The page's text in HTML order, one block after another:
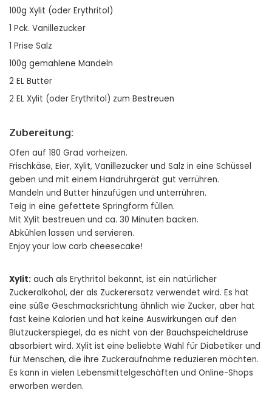
100g Xylit (oder Erythritol)
1 Pck. Vanillezucker
1 Prise Salz
100g gemahlene Mandeln
2 EL Butter
2 EL Xylit (oder Erythritol) zum Bestreuen
Zubereitung:
Ofen auf 180 Grad vorheizen.
Frischkäse, Eier, Xylit, Vanillezucker und Salz in eine Schüssel
geben und mit einem Handrührgerät gut verrühren.
Mandeln und Butter hinzufügen und unterrühren.
Teig in eine gefettete Springform füllen.
Mit Xylit bestreuen und ca. 30 Minuten backen.
Abkühlen lassen und servieren.
Enjoy your low carb cheesecake!
Xylit: auch als Erythritol bekannt, ist ein natürlicher
Zuckeralkohol, der als Zuckerersatz verwendet wird. Es hat
eine süße Geschmacksrichtung ähnlich wie Zucker, aber hat
fast keine Kalorien und hat keine Auswirkungen auf den
Blutzuckerspiegel, da es nicht von der Bauchspeicheldrüse
absorbiert wird. Xylit ist eine beliebte Wahl für Diabetiker und
für Menschen, die ihre Zuckeraufnahme reduzieren möchten.
Es kann in vielen Lebensmittelgeschäften und Online-Shops
erworben werden.